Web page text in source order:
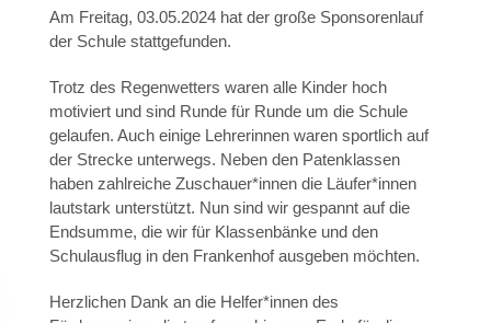
Am Freitag, 03.05.2024 hat der große Sponsorenlauf
der Schule stattgefunden.
Trotz des Regenwetters waren alle Kinder hoch
motiviert und sind Runde für Runde um die Schule
gelaufen. Auch einige Lehrerinnen waren sportlich auf
der Strecke unterwegs. Neben den Patenklassen
haben zahlreiche Zuschauer*innen die Läufer*innen
lautstark unterstützt. Nun sind wir gespannt auf die
Endsumme, die wir für Klassenbänke und den
Schulausflug in den Frankenhof ausgeben möchten.
Herzlichen Dank an die Helfer*innen des